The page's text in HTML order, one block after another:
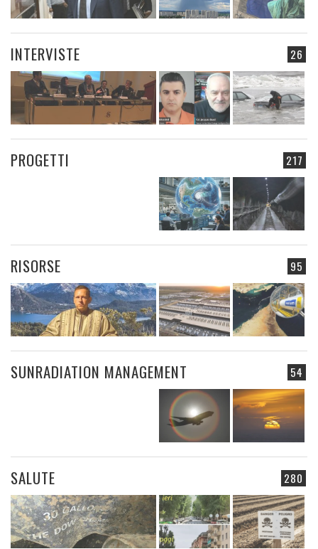
26
INTERVISTE
217
PROGETTI
95
RISORSE
54
SUNRADIATION MANAGEMENT
280
SALUTE